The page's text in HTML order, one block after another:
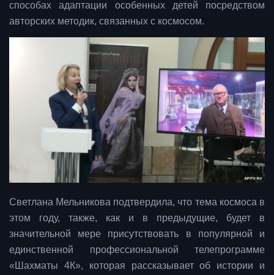
способах адаптации особенных детей посредством
авторских методик, связанных с космосом.
Светлана Мельникова подтвердила, что тема космоса в
этом году, также, как и в предыдущие, будет в
значительной мере присутствовать в популярной и
единственной профессиональной телепрограмме
«Шахматы 4К», которая рассказывает об истории и